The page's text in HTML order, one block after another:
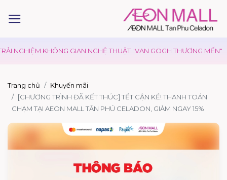
NGHIỆM KHÔNG GIAN NGHỆ THUẬT "VAN GOGH THƯƠNG MẾN"
Trang chủ
Khuyến mãi
[CHƯƠNG TRÌNH ĐÃ KẾT THÚC] TẾT CẬN KỀ! THANH TOÁN
CHẠM TẠI AEON MALL TÂN PHÚ CELADON, GIẢM NGAY 15%